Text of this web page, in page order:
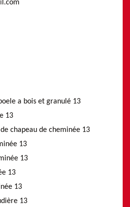
a bois et granulé 13
13
chapeau de cheminée 13
13
13
13
13
13